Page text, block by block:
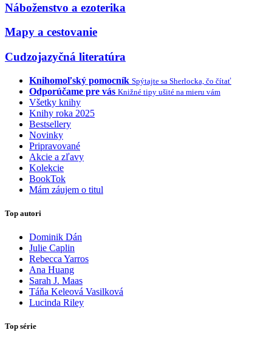
Náboženstvo a ezoterika
Mapy a cestovanie
Cudzojazyčná literatúra
Knihomoľský pomocník Spýtajte sa Sherlocka, čo čítať
Odporúčame pre vás Knižné tipy ušité na mieru vám
Všetky knihy
Knihy roka 2025
Bestsellery
Novinky
Pripravované
Akcie a zľavy
Kolekcie
BookTok
Mám záujem o titul
Top autori
Dominik Dán
Julie Caplin
Rebecca Yarros
Ana Huang
Sarah J. Maas
Táňa Keleová Vasilková
Lucinda Riley
Top série